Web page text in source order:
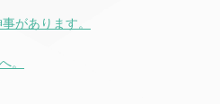
があります。
。